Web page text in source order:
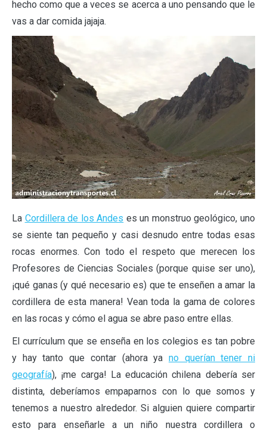
hecho como que a veces se acerca a uno pensando que le
vas a dar comida jajaja.
La Cordillera de los Andes es un monstruo geológico, uno
se siente tan pequeño y casi desnudo entre todas esas
rocas enormes. Con todo el respeto que merecen los
Profesores de Ciencias Sociales (porque quise ser uno),
¡qué ganas (y qué necesario es) que te enseñen a amar la
cordillera de esta manera! Vean toda la gama de colores
en las rocas y cómo el agua se abre paso entre ellas.
El currículum que se enseña en los colegios es tan pobre
y hay tanto que contar (ahora ya no querían tener ni
geografía), ¡me carga! La educación chilena debería ser
distinta, deberíamos empaparnos con lo que somos y
tenemos a nuestro alrededor. Si alguien quiere compartir
esto para enseñarle a un niño nuestra cordillera o